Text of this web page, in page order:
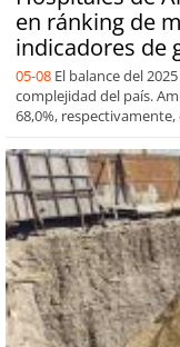
en ránking de
indicadores de
05-08 El balance del
complejidad del país.
68,0%, respectivamente,